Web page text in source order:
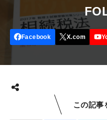
この記事